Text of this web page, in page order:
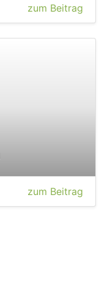
zum Beitrag
zum Beitrag